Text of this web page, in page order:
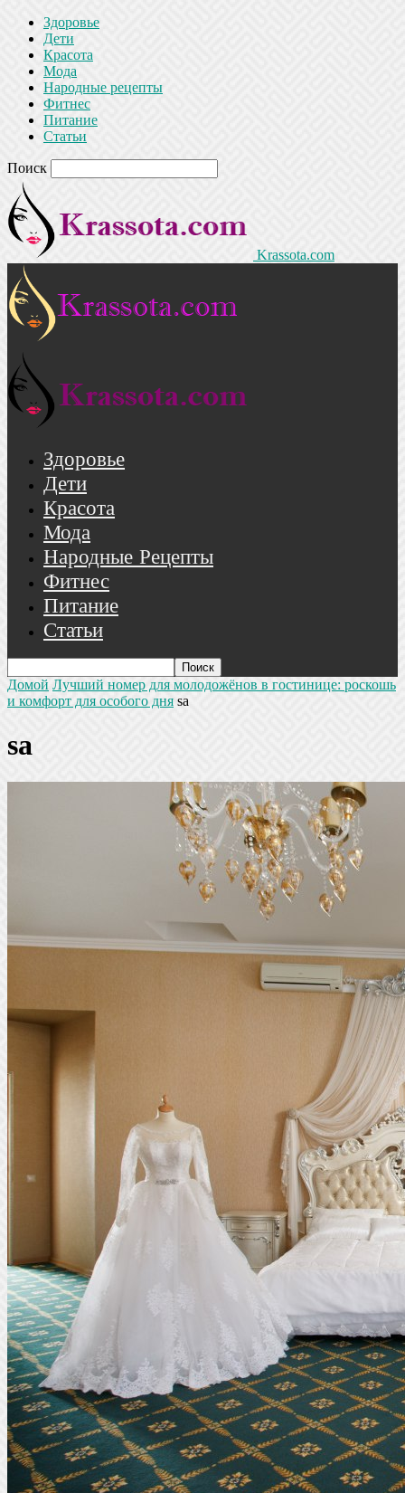
Здоровье
Дети
Красота
Мода
Народные рецепты
Фитнес
Питание
Статьи
Поиск
Krassota.com
Здоровье
Дети
Красота
Мода
Народные Рецепты
Фитнес
Питание
Статьи
Домой Лучший номер для молодожёнов в гостинице: роскошь
и комфорт для особого дня sa
sa